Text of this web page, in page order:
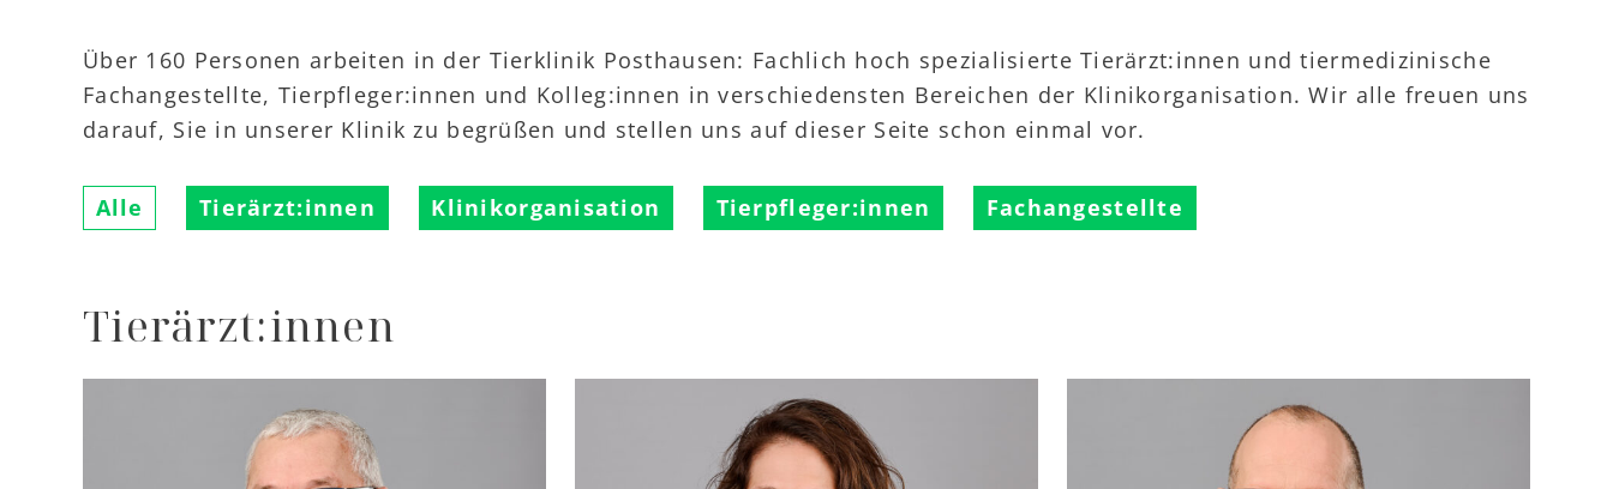
Über 160 Personen arbeiten in der Tierklinik Posthausen: Fachlich hoch spezialisierte Tierärzt:innen und tiermedizinische
Fachangestellte, Tierpfleger:innen und Kolleg:innen in verschiedensten Bereichen der Klinikorganisation. Wir alle freuen uns
darauf, Sie in unserer Klinik zu begrüßen und stellen uns auf dieser Seite schon einmal vor.
Alle Tierärzt:innen Klinikorganisation Tierpfleger:innen Fachangestellte
Tierärzt:innen